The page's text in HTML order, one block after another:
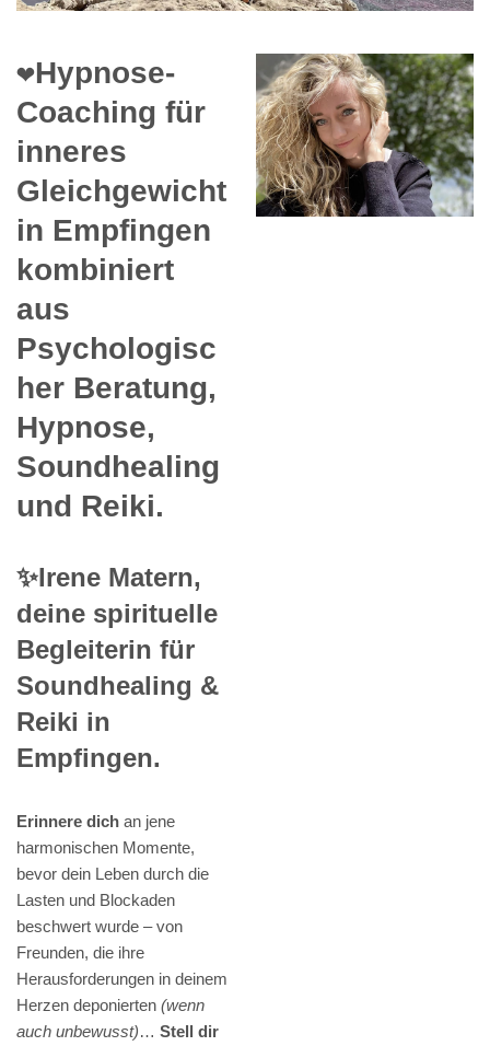
❤️Hypnose-
Coaching für
inneres
Gleichgewicht
in Empfingen
kombiniert
aus
Psychologisc
her Beratung,
Hypnose,
Soundhealing
und Reiki.
✨Irene Matern,
deine spirituelle
Begleiterin für
Soundhealing &
Reiki in
Empfingen.
Erinnere dich an jene
harmonischen Momente,
bevor dein Leben durch die
Lasten und Blockaden
beschwert wurde – von
Freunden, die ihre
Herausforderungen in deinem
Herzen deponierten (wenn
auch unbewusst)… Stell dir